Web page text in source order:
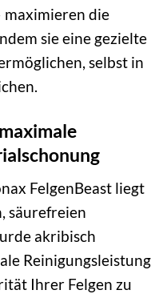
die
sie eine gezielte
selbst in
FelgenBeast liegt
säurefreien
akribisch
Reinigungsleistung
Ihrer Felgen zu